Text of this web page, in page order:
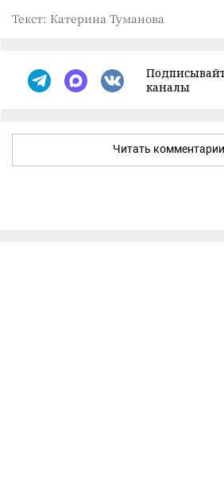
Текст: Катерина Туманова
каналы
Читать комментарии